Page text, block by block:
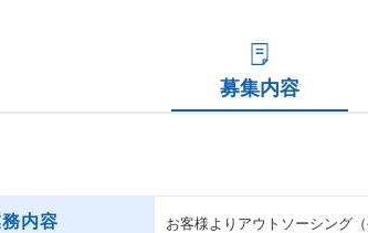
募集内容
内容
お客様よりアウトソーシング